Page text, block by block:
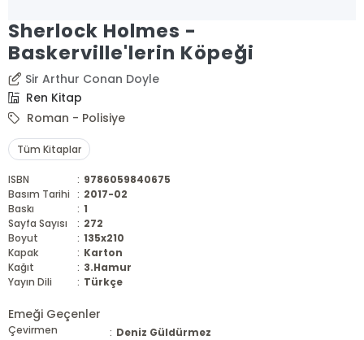
Sherlock Holmes -
Baskerville'lerin Köpeği
Sir Arthur Conan Doyle
Ren Kitap
Roman - Polisiye
Tüm Kitaplar
ISBN : 9786059840675
Basım Tarihi : 2017-02
Baskı
: 1
Sayfa Sayısı
: 272
Boyut
: 135x210
Kapak
: Karton
Kağıt
: 3.Hamur
Yayın Dili
: Türkçe
Emeği Geçenler
Çevirmen : Deniz Güldürmez